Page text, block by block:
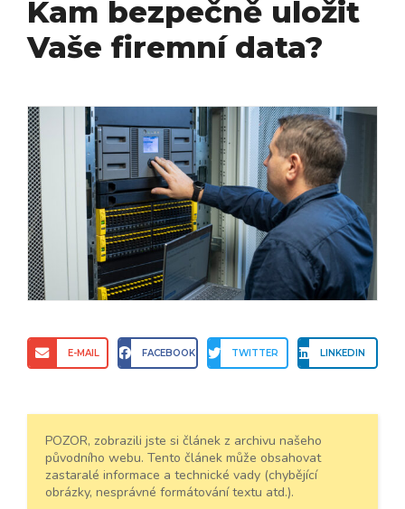
Kam bezpečně uložit
Vaše firemní data?
E-MAIL FACEBOOK TWITTER LINKEDIN
POZOR, zobrazili jste si článek z archivu našeho
původního webu. Tento článek může obsahovat
zastaralé informace a technické vady (chybějící
obrázky, nesprávné formátování textu atd.).